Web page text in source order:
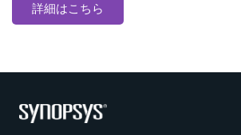
詳細はこちら